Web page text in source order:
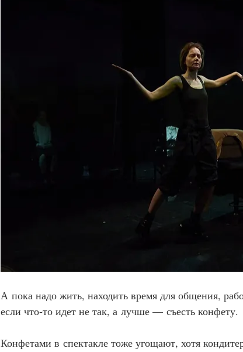
А пока надо жить, находить время для общения,
если что‑то идет не так, а лучше — съесть конфету.
Конфетами в спектакле тоже угощают, хотя